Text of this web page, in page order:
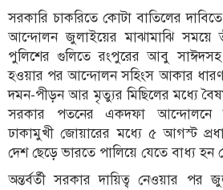
সরকারি চাকরিতে কোটা বাতিলের
আন্দোলন জুলাইয়ের মাঝামাঝি সময়ে
পুলিশের গুলিতে রংপুরের আবু সাঈদসহ
হওয়ার পর আন্দোলন সহিংস আকার
দমন-পীড়ন আর মৃত্যুর মিছিলের মধ্যে
সরকার পতনের একদফা আন্দোলনে
ঢাকামুখী জোয়ারের মধ্যে ৫ আগস্ট
দেশ ছেড়ে ভারতে পালিয়ে যেতে বাধ্য হন
অন্তর্বর্তী সরকার দায়িত্ব নেওয়ার